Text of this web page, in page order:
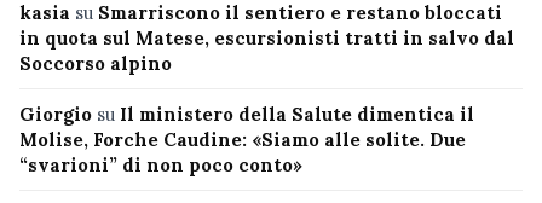
kasia su Smarriscono il sentiero e restano bloccati
in quota sul Matese, escursionisti tratti in salvo dal
Soccorso alpino
Giorgio su Il ministero della Salute dimentica il
Molise, Forche Caudine: «Siamo alle solite. Due
“svarioni” di non poco conto»